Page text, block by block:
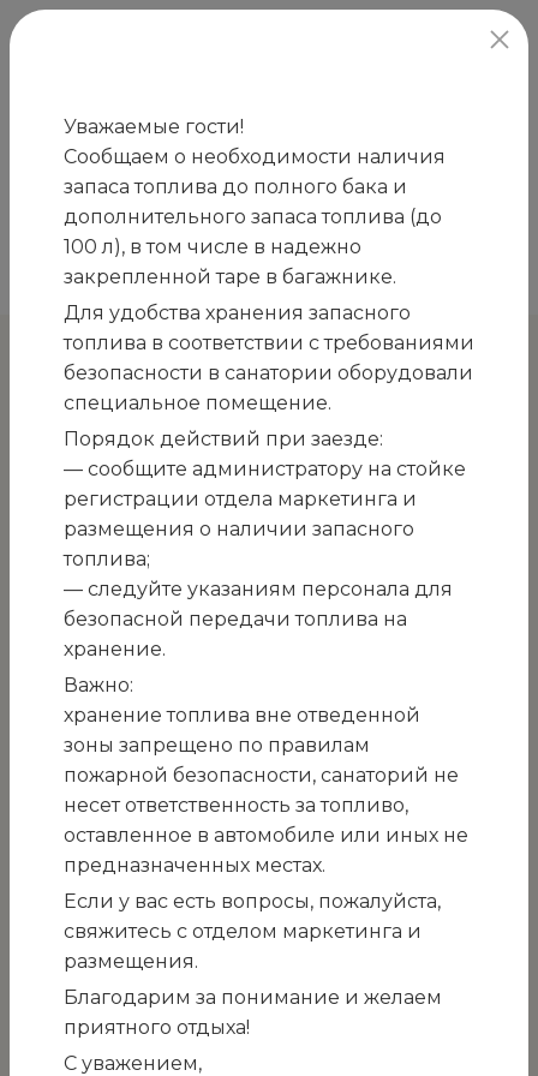
Главная / Закупки /
ПРИГЛАШЕНИЕ к участию
в открытом конкурсе на закупку мебели для зала
питания клуба-столовой ГМУ «Санаторий
«Белоруссия»
К остальным закупкам
ПРИГЛАШЕНИЕ к участию
в открытом конкурсе на
закупку мебели для зала
питания клуба-столовой
ГМУ «Санаторий
«Белоруссия»
г. Ялта, пгт.
27.10.2025г.
Вид процедуры закупки: открытый конкурс.
Состоится в 11.00 ч. 10 ноября 2025г.
Сведения о заказчике (организаторе):
Государственное медицинское учреждение
«Санаторий «Белоруссия»
1.2. место нахождения: Российская Федерация,
Республика Крым, г. Ялта, пгт. Кореиз,
Мисхорский спуск, 2
Уважаемые гости!
Сообщаем о необходимости наличия
запаса топлива до полного бака и
дополнительного запаса топлива (до
100 л), в том числе в надежно
закрепленной таре в багажнике.
Для удобства хранения запасного
топлива в соответствии с требованиями
безопасности в санатории оборудовали
специальное помещение.
Порядок действий при заезде:
— сообщите администратору на стойке
регистрации отдела маркетинга и
размещения о наличии запасного
топлива;
— следуйте указаниям персонала для
безопасной передачи топлива на
хранение.
Важно:
хранение топлива вне отведенной
зоны запрещено по правилам
пожарной безопасности, санаторий не
несет ответственность за топливо,
оставленное в автомобиле или иных не
предназначенных местах.
Если у вас есть вопросы, пожалуйста,
свяжитесь с отделом маркетинга и
размещения.
Благодарим за понимание и желаем
приятного отдыха!
С уважением,